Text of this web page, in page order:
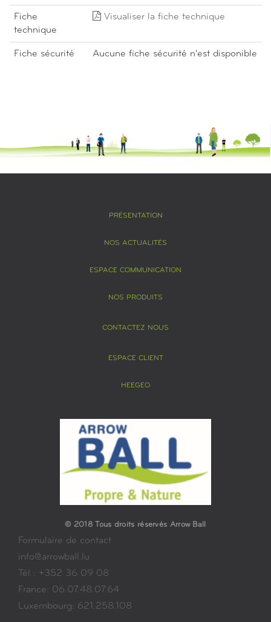
Fiche
technique
Visualiser la fiche technique
Fiche sécurité Aucune fiche sécurité n'est disponible
PRÉSENTATION
NOS ACTUALITÉS
ESPACE COMMUNICATION
NOS PRODUITS
CONTACTEZ NOUS
ESPACE CLIENT
HEEGEO
© 2018 Tous droits réservés Arrow Ball
Formulaire de contact
info@arrowball.lu
Tél : +352 36 09 08
France: 06.07.48.07.64
Luxembourg: 621.258.108